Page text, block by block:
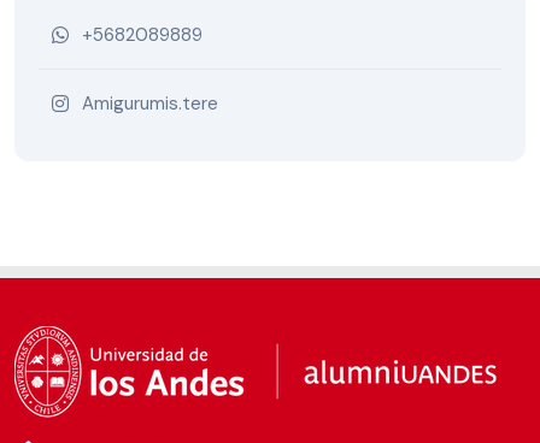
+5682089889
Amigurumis.tere